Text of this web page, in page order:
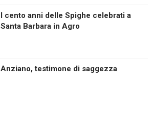
I cento anni delle Spighe celebrati a
Santa Barbara in Agro
Anziano, testimone di saggezza